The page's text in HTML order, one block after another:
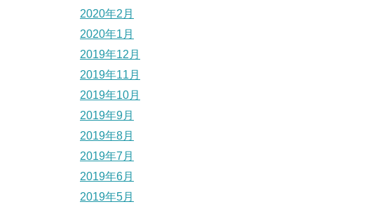
2020年2月
2020年1月
2019年12月
2019年11月
2019年10月
2019年9月
2019年8月
2019年7月
2019年6月
2019年5月